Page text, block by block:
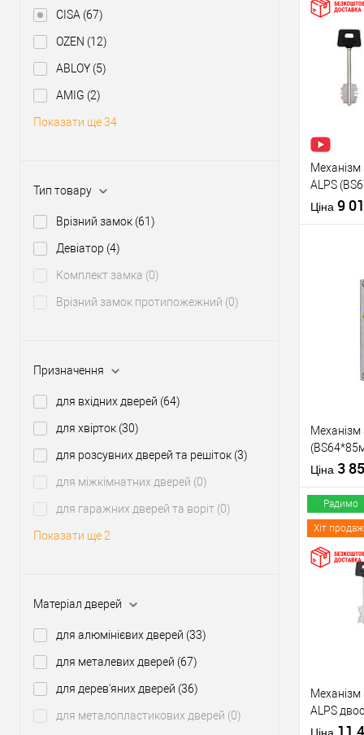
CISA (67)
OZEN (12)
ABLOY (5)
AMIG (2)
Показати ще 34
Тип товару
Врізний замок (61)
Девіатор (4)
Комплект замка (0)
Врізний замок протипожежний (0)
Призначення
для вхідних дверей (64)
для хвірток (30)
для розсувних дверей та решіток (3)
для міжкімнатних дверей (0)
для гаражних дверей та воріт (0)
Показати ще 2
Матеріал дверей
для алюмінієвих дверей (33)
для металевих дверей (67)
для дерев'яних дверей (36)
для металопластикових дверей (0)
Міжосьова
відстань
У
Виробник
Тип товару
Країна
ALPS
Ціна 9
У
Матеріал
Країна
Міжосьова
відстань
торцевої
Ціна 3
У
Матеріал
Країна
Радимо
Хіт
Механізм
ALPS